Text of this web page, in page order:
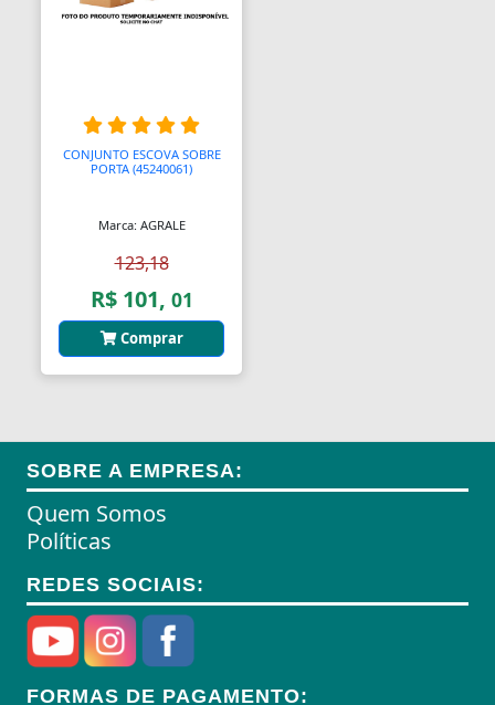
Algemas Policiais
Almofadas
Almofadas para Carimbos
Alças
Alças
Amperímetros
Amplificadores
Andadores
Aneis para Microblading
Anel Segmento
CONJUNTO ESCOVA SOBRE
PORTA (45240061)
Marca: AGRALE
123,18
R$ 101, 01
Comprar
SOBRE A EMPRESA:
Quem Somos
Políticas
REDES SOCIAIS:
FORMAS DE PAGAMENTO: